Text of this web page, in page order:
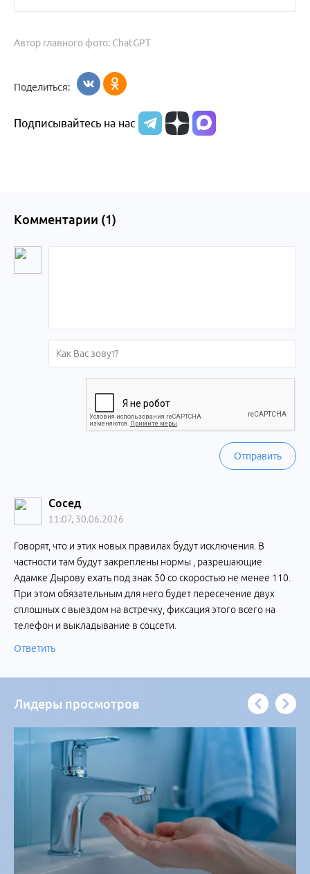
Автор главного фото: ChatGPT
Поделиться:
Подписывайтесь на нас
Комментарии (1)
Отправить
Сосед
11:07, 30.06.2026
Говорят, что и этих новых правилах будут исключения. В
частности там будут закреплены нормы , разрешающие
Адамке Дырову ехать под знак 50 со скоростью не менее 110.
При этом обязательным для него будет пересечение двух
сплошных с выездом на встречку, фиксация этого всего на
телефон и выкладывание в соцсети.
Ответить
Лидеры просмотров